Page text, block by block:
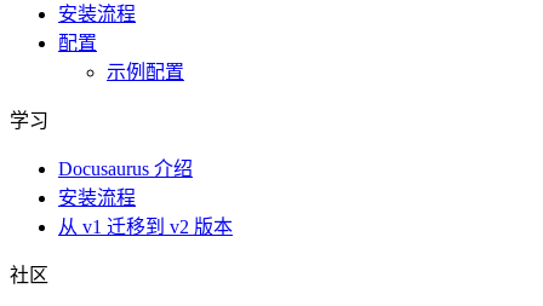
安装流程
配置
示例配置
学习
Docusaurus 介绍
安装流程
从 v1 迁移到 v2 版本
社区